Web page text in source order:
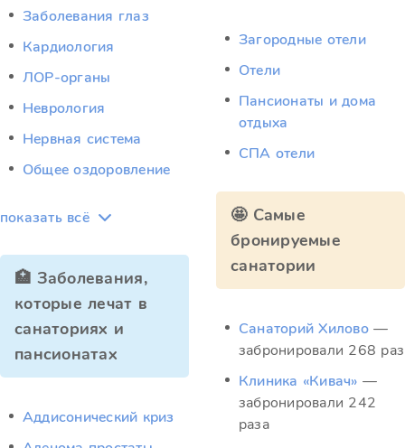
Заболевания глаз
Кардиология
ЛОР-органы
Неврология
Нервная система
Общее оздоровление
показать всё
🏥 Заболевания,
которые лечат в
санаториях и
пансионатах
Аддисонический криз
Загородные отели
Отели
Пансионаты и дома
отдыха
СПА отели
🤩 Самые
бронируемые
санатории
Санаторий Хилово —
забронировали 268 раз
Клиника «Кивач» —
забронировали 242
раза